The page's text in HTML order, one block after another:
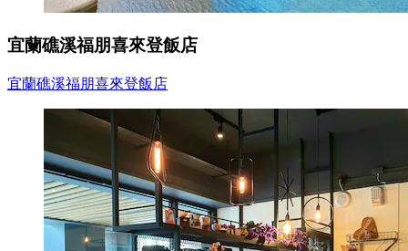
宜蘭礁溪福朋喜來登飯店
宜蘭礁溪福朋喜來登飯店